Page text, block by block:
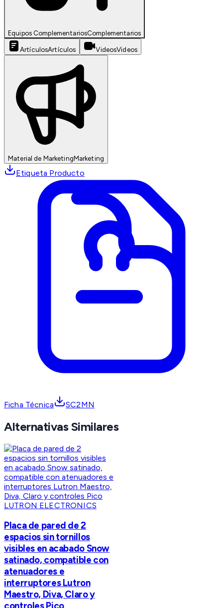
Equipos ComplementariosComplementarios
ArtículosArtículos VideosVideos
Material de MarketingMarketing
Etiqueta Producto
Ficha Técnica SC2MN
Alternativas Similares
LUTRON ELECTRONICS
Placa de pared de 2
espacios sin tornillos
visibles en acabado Snow
satinado, compatible con
atenuadores e
interruptores Lutron
Maestro, Diva, Claro y
controles Pico